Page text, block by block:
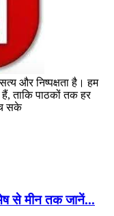
और निष्पक्षता है। हम
ताकि पाठकों तक हर
सके
से मीन तक जानें...